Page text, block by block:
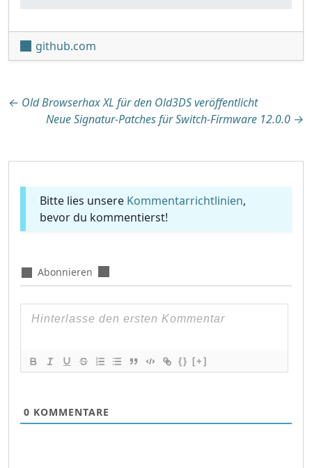
github.com
Beitragsnavigation
← Old Browserhax XL für den Old3DS veröffentlicht
Neue Signatur-Patches für Switch-Firmware 12.0.0 →
Bitte lies unsere Kommentarrichtlinien,
bevor du kommentierst!
Abonnieren
{} [+]
0 KOMMENTARE